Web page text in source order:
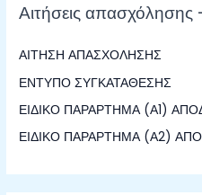
ι
α
Αιτήσεις
ΑΙΤΗΣΗ ΑΠΑΣΧΟΛΗΣΗΣ
ΕΝΤΥΠΟ ΣΥΓΚΑΤΑΘΕΣΗΣ
ΕΙΔΙΚΟ ΠΑΡΑΡΤΗΜΑ (Α1)
ΕΙΔΙΚΟ ΠΑΡΑΡΤΗΜΑ (Α2)